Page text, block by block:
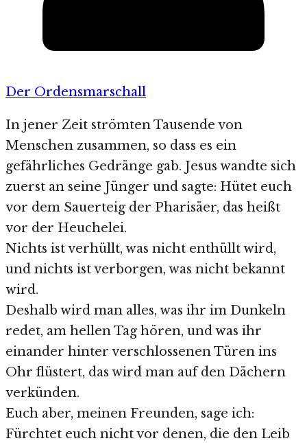
Der Ordensmarschall
In jener Zeit strömten Tausende von
Menschen zusammen, so dass es ein
gefährliches Gedränge gab. Jesus wandte sich
zuerst an seine Jünger und sagte: Hütet euch
vor dem Sauerteig der Pharisäer, das heißt
vor der Heuchelei.
Nichts ist verhüllt, was nicht enthüllt wird,
und nichts ist verborgen, was nicht bekannt
wird.
Deshalb wird man alles, was ihr im Dunkeln
redet, am hellen Tag hören, und was ihr
einander hinter verschlossenen Türen ins
Ohr flüstert, das wird man auf den Dächern
verkünden.
Euch aber, meinen Freunden, sage ich:
Fürchtet euch nicht vor denen, die den Leib